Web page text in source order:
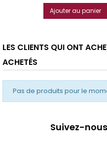
Ajouter au panier
LES CLIENTS QUI ONT
ACHETÉS
Pas de produits pour le
Suivez-